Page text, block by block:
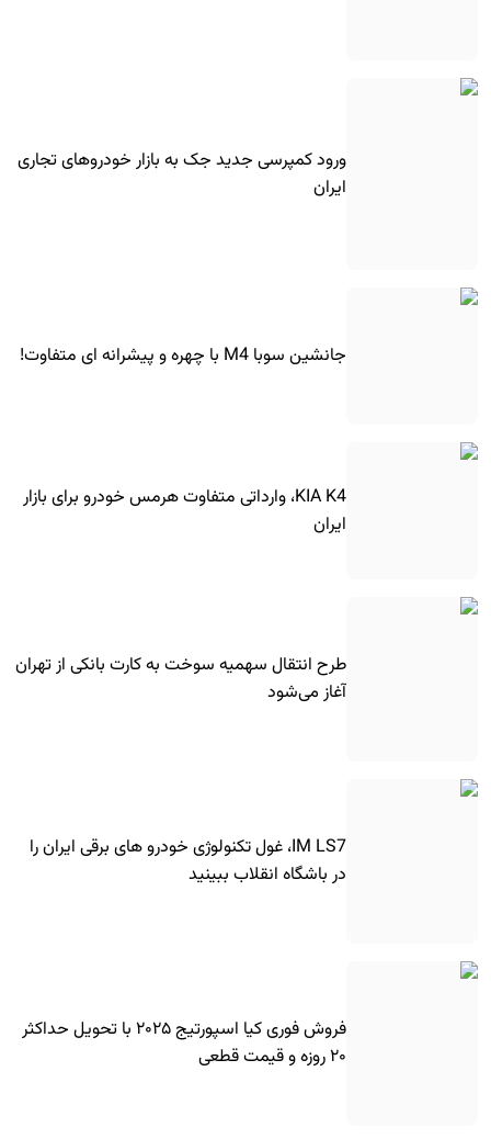
ورود کمپرسی جدید جک به بازار خودروهای تجاری
ایران
جانشین سوبا M4 با چهره و پیشرانه ای متفاوت!
KIA K4، وارداتی متفاوت هرمس خودرو برای بازار
ایران
طرح انتقال سهمیه سوخت به کارت بانکی از تهران
آغاز می‌شود
IM LS7، غول تکنولوژی خودرو های برقی ایران را
در باشگاه انقلاب ببینید
فروش فوری کیا اسپورتیج ۲۰۲۵ با تحویل حداکثر
۲۰ روزه و قیمت قطعی